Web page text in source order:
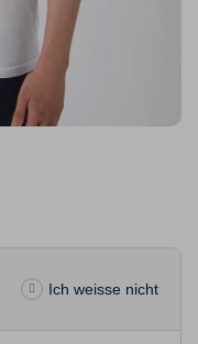
Ich weisse nicht